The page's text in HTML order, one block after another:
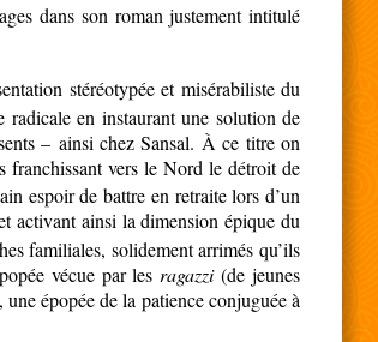
dans son roman justement intitulé
stéréotypée et misérabiliste du
en instaurant une solution de
– ainsi chez Sansal. À ce titre on
franchissant vers le Nord le détroit de
espoir de battre en retraite lors d’un
activant ainsi la dimension épique du
familiales, solidement arrimés qu’ils
vécue par les ragazzi(de jeunes
épopée de la patience conjuguée à